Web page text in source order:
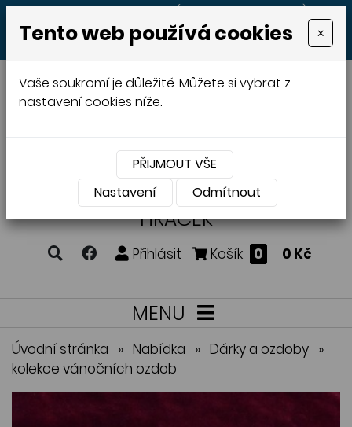
MENU
VÝROBA A PRODEJDŘEVĚNÝCH
HRAČEK
Přihlásit Košík 0 0 Kč
MENU
Úvodní stránka » Nabídka » Dárky a ozdoby »
kolekce vánočních ozdob
Tento web používá cookies ×
Vaše soukromí je důležité. Můžete si vybrat z
nastavení cookies níže.
PŘIJMOUT VŠE
Nastavení
Odmítnout